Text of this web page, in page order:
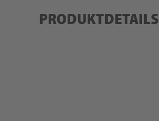
PRODUKTDETAILS